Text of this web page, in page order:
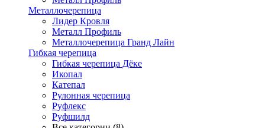
Металлочерепица
Лидер Кровля
Металл Профиль
Металлочерепица Гранд Лайн
Гибкая черепица
Гибкая черепица Дёке
Икопал
Катепал
Рулонная черепица
Руфлекс
Руфшилд